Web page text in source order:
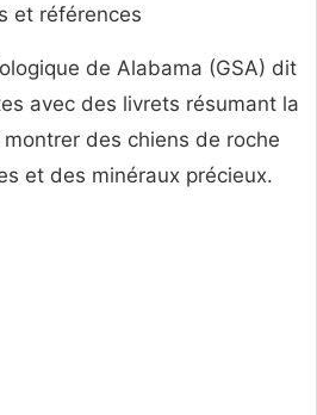
et références
de Alabama (GSA) dit
avec des livrets résumant la
des chiens de roche
et des minéraux précieux.